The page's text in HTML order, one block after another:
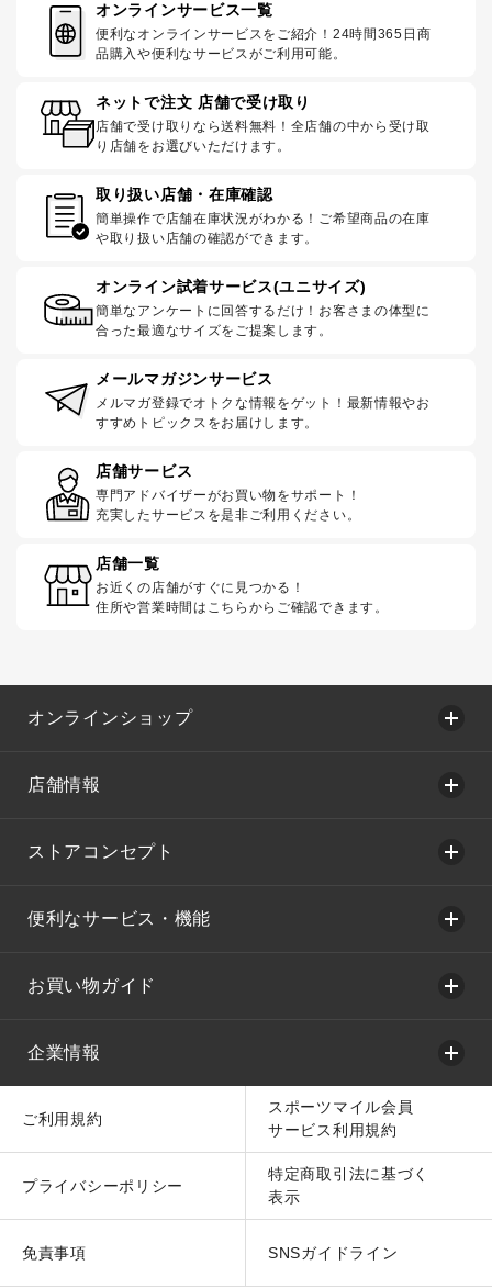
オンラインサービス一覧
便利なオンラインサービスをご紹介！24時間365日商
品購入や便利なサービスがご利用可能。
ネットで注文 店舗で受け取り
店舗で受け取りなら送料無料！全店舗の中から受け取
り店舗をお選びいただけます。
取り扱い店舗・在庫確認
簡単操作で店舗在庫状況がわかる！ご希望商品の在庫
や取り扱い店舗の確認ができます。
オンライン試着サービス(ユニサイズ)
簡単なアンケートに回答するだけ！お客さまの体型に
合った最適なサイズをご提案します。
メールマガジンサービス
メルマガ登録でオトクな情報をゲット！最新情報やお
すすめトピックスをお届けします。
店舗サービス
専門アドバイザーがお買い物をサポート！
充実したサービスを是非ご利用ください。
店舗一覧
お近くの店舗がすぐに見つかる！
住所や営業時間はこちらからご確認できます。
オンラインショップ
店舗情報
ストアコンセプト
便利なサービス・機能
お買い物ガイド
企業情報
ご利用規約
スポーツマイル会員
サービス利用規約
プライバシーポリシー
特定商取引法に基づく
表示
免責事項 SNSガイドライン